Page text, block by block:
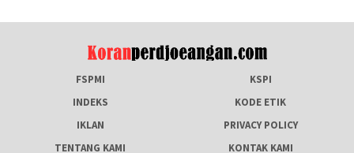
FSPMI
KSPI
INDEKS
KODE ETIK
IKLAN
PRIVACY POLICY
TENTANG KAMI
KONTAK KAMI